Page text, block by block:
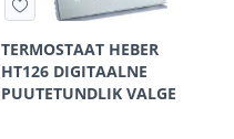
TERMOSTAAT HEBER
HT126 DIGITAALNE
PUUTETUNDLIK VALGE